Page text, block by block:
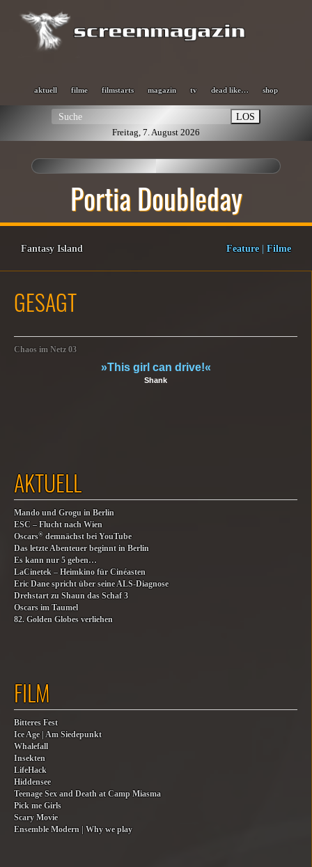
aktuell filme filmstarts magazin tv dead like… shop
LOS
Freitag, 7. August 2026
Portia Doubleday
Fantasy Island Feature| Filme
GESAGT
Chaos im Netz 03
»This girl can drive!«
Shank
AKTUELL
Mando und Grogu in Berlin
ESC – Flucht nach Wien
Oscars® demnächst bei YouTube
Das letzte Abenteuer beginnt in Berlin
Es kann nur 5 geben…
LaCinetek – Heimkino für Cinéasten
Eric Dane spricht über seine ALS-Diagnose
Drehstart zu Shaun das Schaf 3
Oscars im Taumel
82. Golden Globes verliehen
FILM
Bitteres Fest
Ice Age | Am Siedepunkt
Whalefall
Insekten
LifeHack
Hiddensee
Teenage Sex and Death at Camp Miasma
Pick me Girls
Scary Movie
Ensemble Modern | Why we play